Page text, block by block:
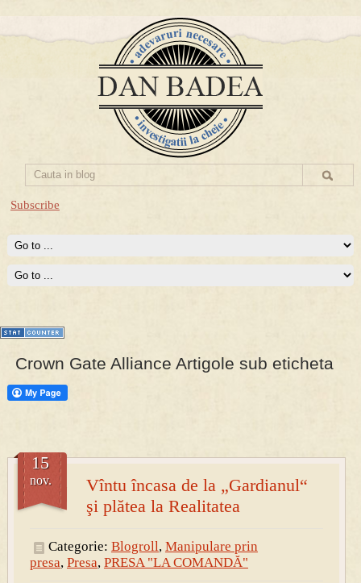
Subscribe
PRESA
Crown Gate Alliance Artigole sub eticheta
Vîntu încasa de la „Gardianul“
şi plătea la Realitatea
15
nov.
Categorie: Blogroll, Manipulare prin
presa, Presa, PRESA "LA COMANDĂ"